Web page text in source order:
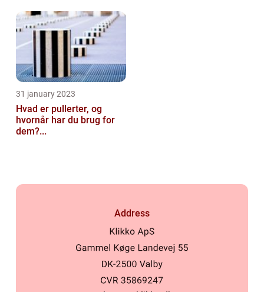
31 january 2023
Hvad er pullerter, og
hvornår har du brug for
dem?...
Address